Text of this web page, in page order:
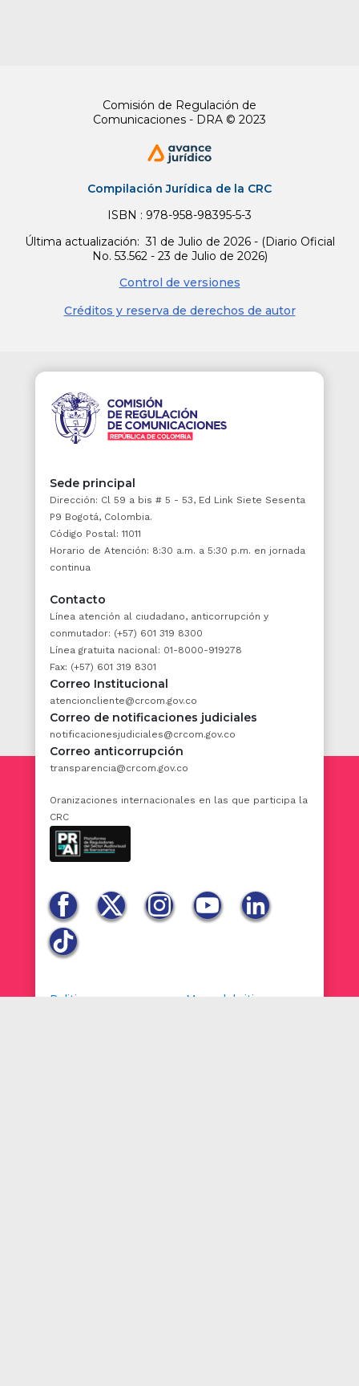
Compilación Jurídica de la CRC
ISBN : 978-958-98395-5-3
Última actualización: 31 de Julio de 2026 - (Diario Oficial
No. 53.562 - 23 de Julio de 2026)
Control de versiones
Créditos y reserva de derechos de autor
Comisión de Regulación de
Comunicaciones - DRA © 2023
Sede principal
Dirección: Cl 59 a bis # 5 - 53, Ed Link Siete Sesenta
P9 Bogotá, Colombia.
Código Postal: 11011
Horario de Atención: 8:30 a.m. a 5:30 p.m. en jornada
continua
Contacto
Línea atención al ciudadano, anticorrupción y
conmutador: (+57) 601 319 8300
Línea gratuita nacional: 01-8000-919278
Fax: (+57) 601 319 8301
Correo Institucional
atencioncliente@crcom.gov.co
Correo de notificaciones judiciales
notificacionesjudiciales@crcom.gov.co
Correo anticorrupción
transparencia@crcom.gov.co
Oranizaciones internacionales en las que participa la
CRC
Politicas Mapa del sitio